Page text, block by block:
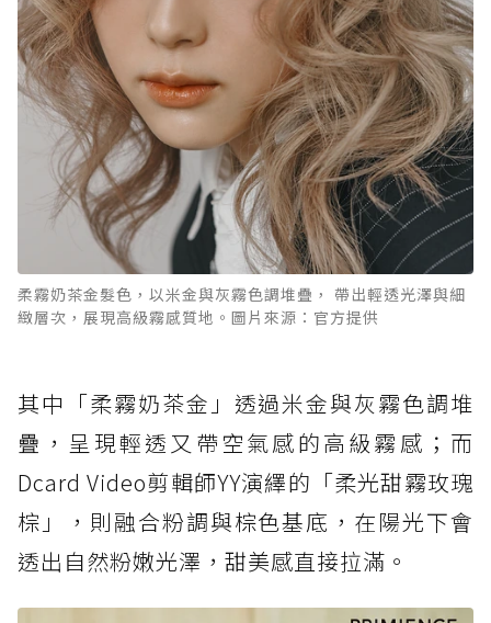
柔霧奶茶金髮色，以米金與灰霧色調堆疊， 帶出輕透光澤與細
緻層次，展現高級霧感質地。圖片來源：官方提供
其中「柔霧奶茶金」透過米金與灰霧色調堆
疊，呈現輕透又帶空氣感的高級霧感；而
Dcard Video剪輯師YY演繹的「柔光甜霧玫瑰
棕」，則融合粉調與棕色基底，在陽光下會
透出自然粉嫩光澤，甜美感直接拉滿。